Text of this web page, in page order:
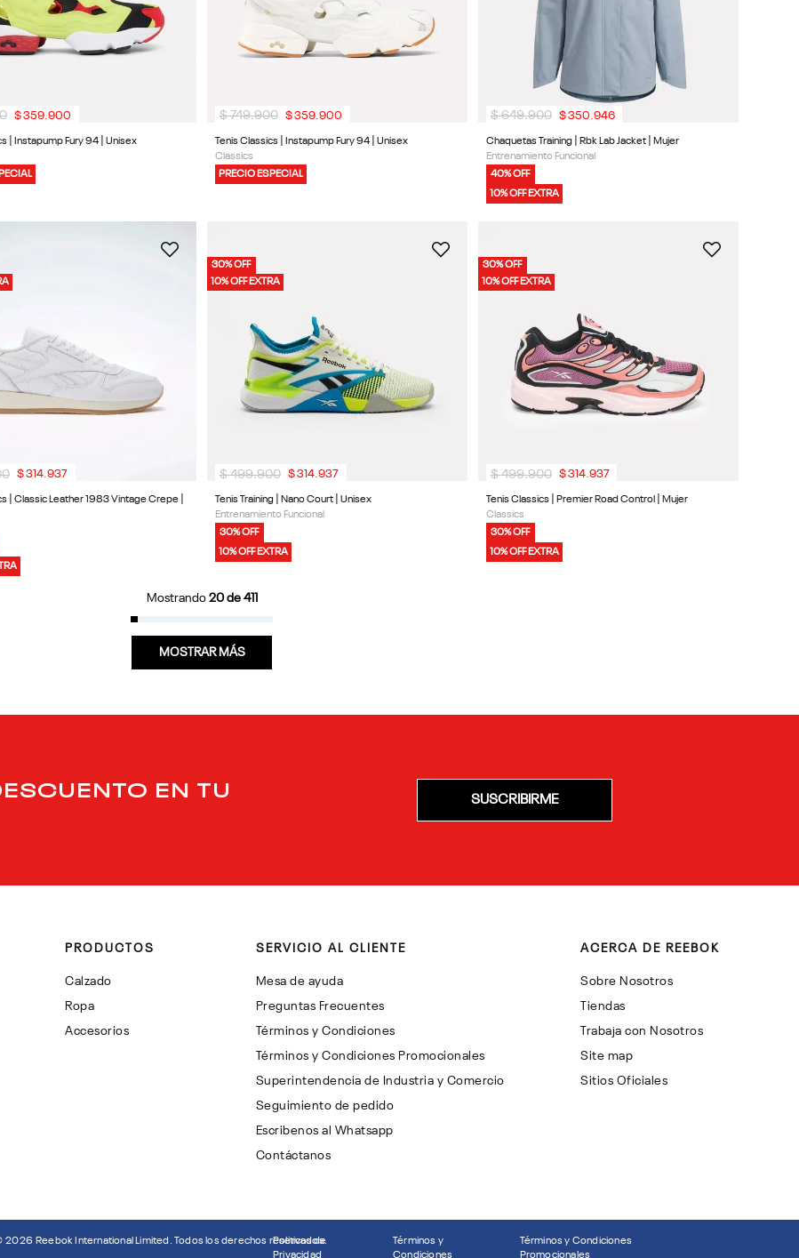
| Instapump Fury 94 | Unisex
$359. 900
Tenis Classics | Instapump Fury 94 | Unisex
Classics
PRECIO ESPECIAL
$ 749.900 $359. 900
Chaquetas Training | Rbk Lab Jacket | Mujer
Entrenamiento Funcional
40% OFF
10% OFF EXTRA
$ 649.900 $350 946
| Classic Leather 1983 Vintage Crepe |
$314.937
30% OFF
10% OFF EXTRA
Tenis Training | Nano Court | Unisex
Entrenamiento Funcional
30% OFF
10% OFF EXTRA
$ 499.900 $314.937
30% OFF
10% OFF EXTRA
Tenis Classics | Premier Road Control | Mujer
Classics
30% OFF
10% OFF EXTRA
$ 499.900 $314.937
Mostrando 20 de 411
MOSTRAR MÁS
EN TU
SUSCRIBIRME
PRODUCTOS
Calzado
Ropa
Accesorios
SERVICIO AL CLIENTE
Mesa de ayuda
Preguntas Frecuentes
Términos y Condiciones
Términos y Condiciones Promocionales
Superintendencia de Industria y Comercio
Seguimiento de pedido
Contáctanos
Escribenos al Whatsapp
ACERCA DE REEBOK
Sobre Nosotros
Tiendas
Trabaja con Nosotros
Site map
Sitios Oficiales
2026 Reebok International Limited. Todos los derechos reservados.
Politicas de
Privacidad
Términos y
Condiciones
Términos y Condiciones
Promocionales